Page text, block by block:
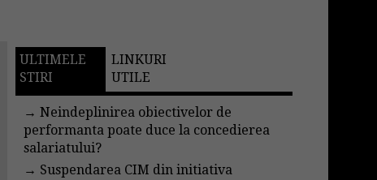
ULTIMELE
STIRI
LINKURI
UTILE
→Neindeplinirea obiectivelor de
performanta poate duce la concedierea
salariatului?
→ Suspendarea CIM din initiativa